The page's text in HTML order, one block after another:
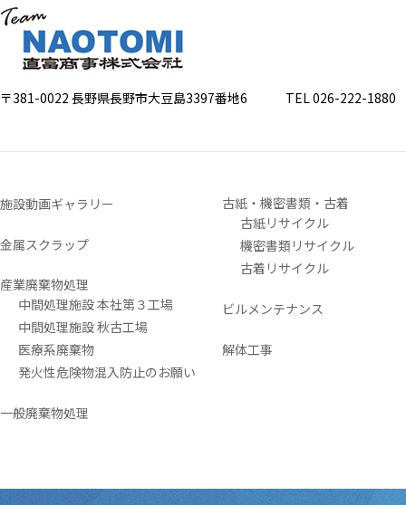
〒381-0022 長野県長野市大豆島3397番地6 TEL 026-222-1880
施設動画ギャラリー
金属スクラップ
産業廃棄物処理
中間処理施設 本社第３工場
中間処理施設 秋古工場
医療系廃棄物
発火性危険物混入防止のお願い
一般廃棄物処理
古紙・機密書類・古着
古紙リサイクル
機密書類リサイクル
古着リサイクル
ビルメンテナンス
解体工事